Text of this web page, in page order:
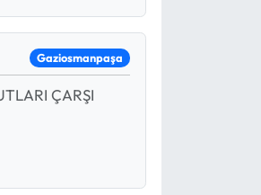
Gaziosmanpaşa
ÇARŞI